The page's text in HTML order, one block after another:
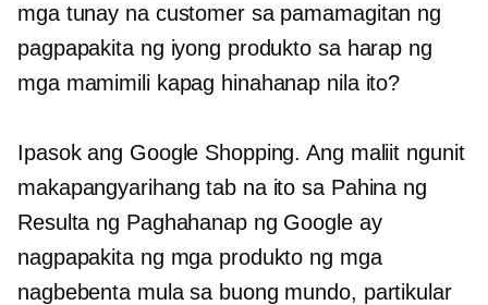
mga tunay na customer sa pamamagitan ng
pagpapakita ng iyong produkto sa harap ng
mga mamimili kapag hinahanap nila ito?
Ipasok ang Google Shopping. Ang maliit ngunit
makapangyarihang tab na ito sa Pahina ng
Resulta ng Paghahanap ng Google ay
nagpapakita ng mga produkto ng mga
nagbebenta mula sa buong mundo, partikular